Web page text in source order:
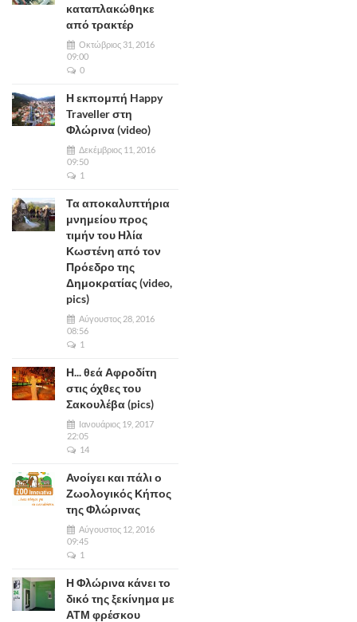
καταπλακώθηκε
από τρακτέρ
Οκτώβριος 31, 2016
09:00
0
Η εκπομπή Happy
Traveller στη
Φλώρινα (video)
Δεκέμβριος 11, 2016
09:50
1
Τα αποκαλυπτήρια
μνημείου προς
τιμήν του Ηλία
Κωστένη από τον
Πρόεδρο της
Δημοκρατίας (video,
pics)
Αύγουστος 28, 2016
08:56
1
Η... θεά Αφροδίτη
στις όχθες του
Σακουλέβα (pics)
Ιανουάριος 19, 2017
22:05
14
Ανοίγει και πάλι ο
Ζωολογικός Κήπος
της Φλώρινας
Αύγουστος 12, 2016
09:45
1
Η Φλώρινα κάνει το
δικό της ξεκίνημα με
ΑΤΜ φρέσκου